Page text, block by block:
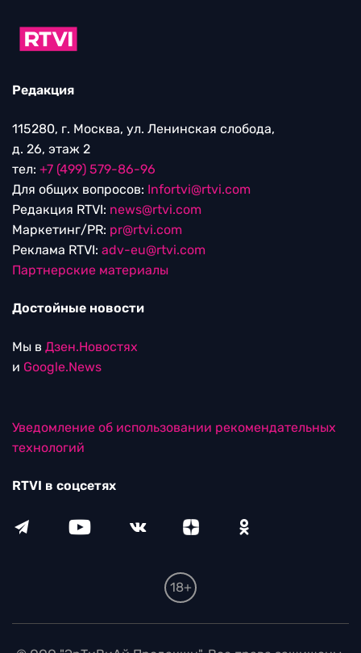
Редакция
115280, г. Москва, ул. Ленинская слобода,
д. 26, этаж 2
тел: +7 (499) 579-86-96
Для общих вопросов: Infortvi@rtvi.com
Редакция RTVI: news@rtvi.com
Маркетинг/PR: pr@rtvi.com
Реклама RTVI: adv-eu@rtvi.com
Партнерские материалы
Достойные новости
Мы в Дзен.Новостях
и Google.News
Уведомление об использовании рекомендательных
технологий
RTVI в соцсетях
18+